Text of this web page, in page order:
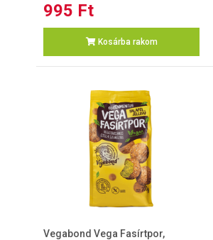
995 Ft
Kosárba rakom
Vegabond Vega Fasírtpor,